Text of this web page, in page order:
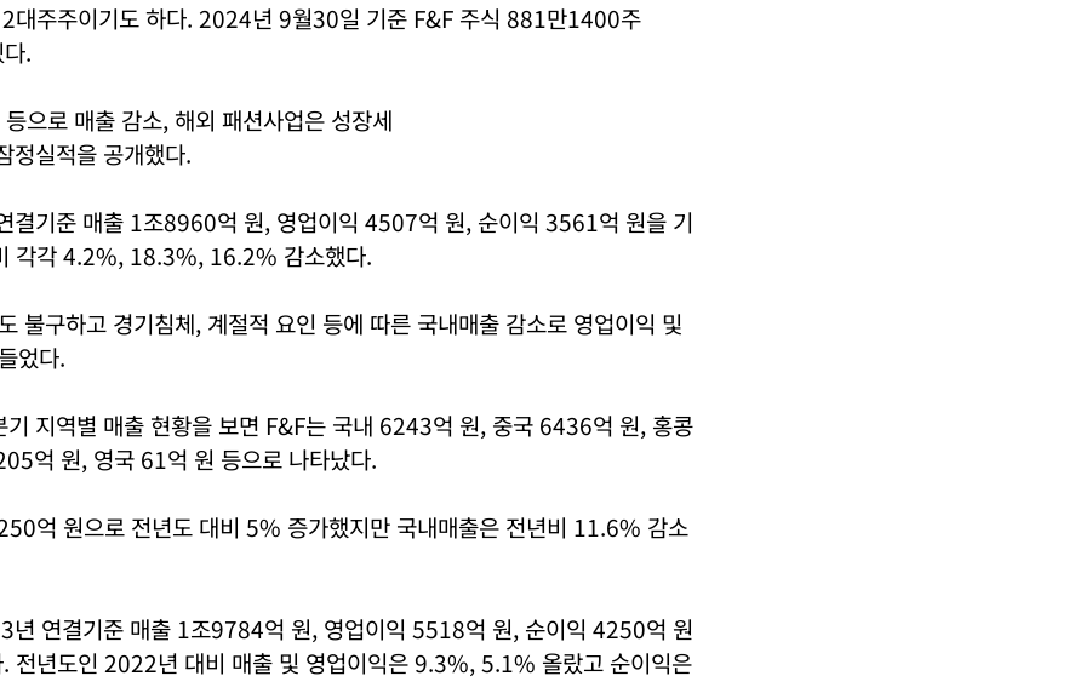
대주주이기도 하다. 2024년 9월30일 기준 F&F 주식 881만1400주
.
으로 매출 감소, 해외 패션사업은 성장세
정실적을 공개했다.
결기준 매출 1조8960억 원, 영업이익 4507억 원, 순이익 3561억 원을 기
각각 4.2%, 18.3%, 16.2% 감소했다.
불구하고 경기침체, 계절적 요인 등에 따른 국내매출 감소로 영업이익 및
었다.
지역별 매출 현황을 보면 F&F는 국내 6243억 원, 중국 6436억 원, 홍콩
억 원, 영국 61억 원 등으로 나타났다.
억 원으로 전년도 대비 5% 증가했지만 국내매출은 전년비 11.6% 감소
년 연결기준 매출 1조9784억 원, 영업이익 5518억 원, 순이익 4250억 원
전년도인 2022년 대비 매출 및 영업이익은 9.3%, 5.1% 올랐고 순이익은